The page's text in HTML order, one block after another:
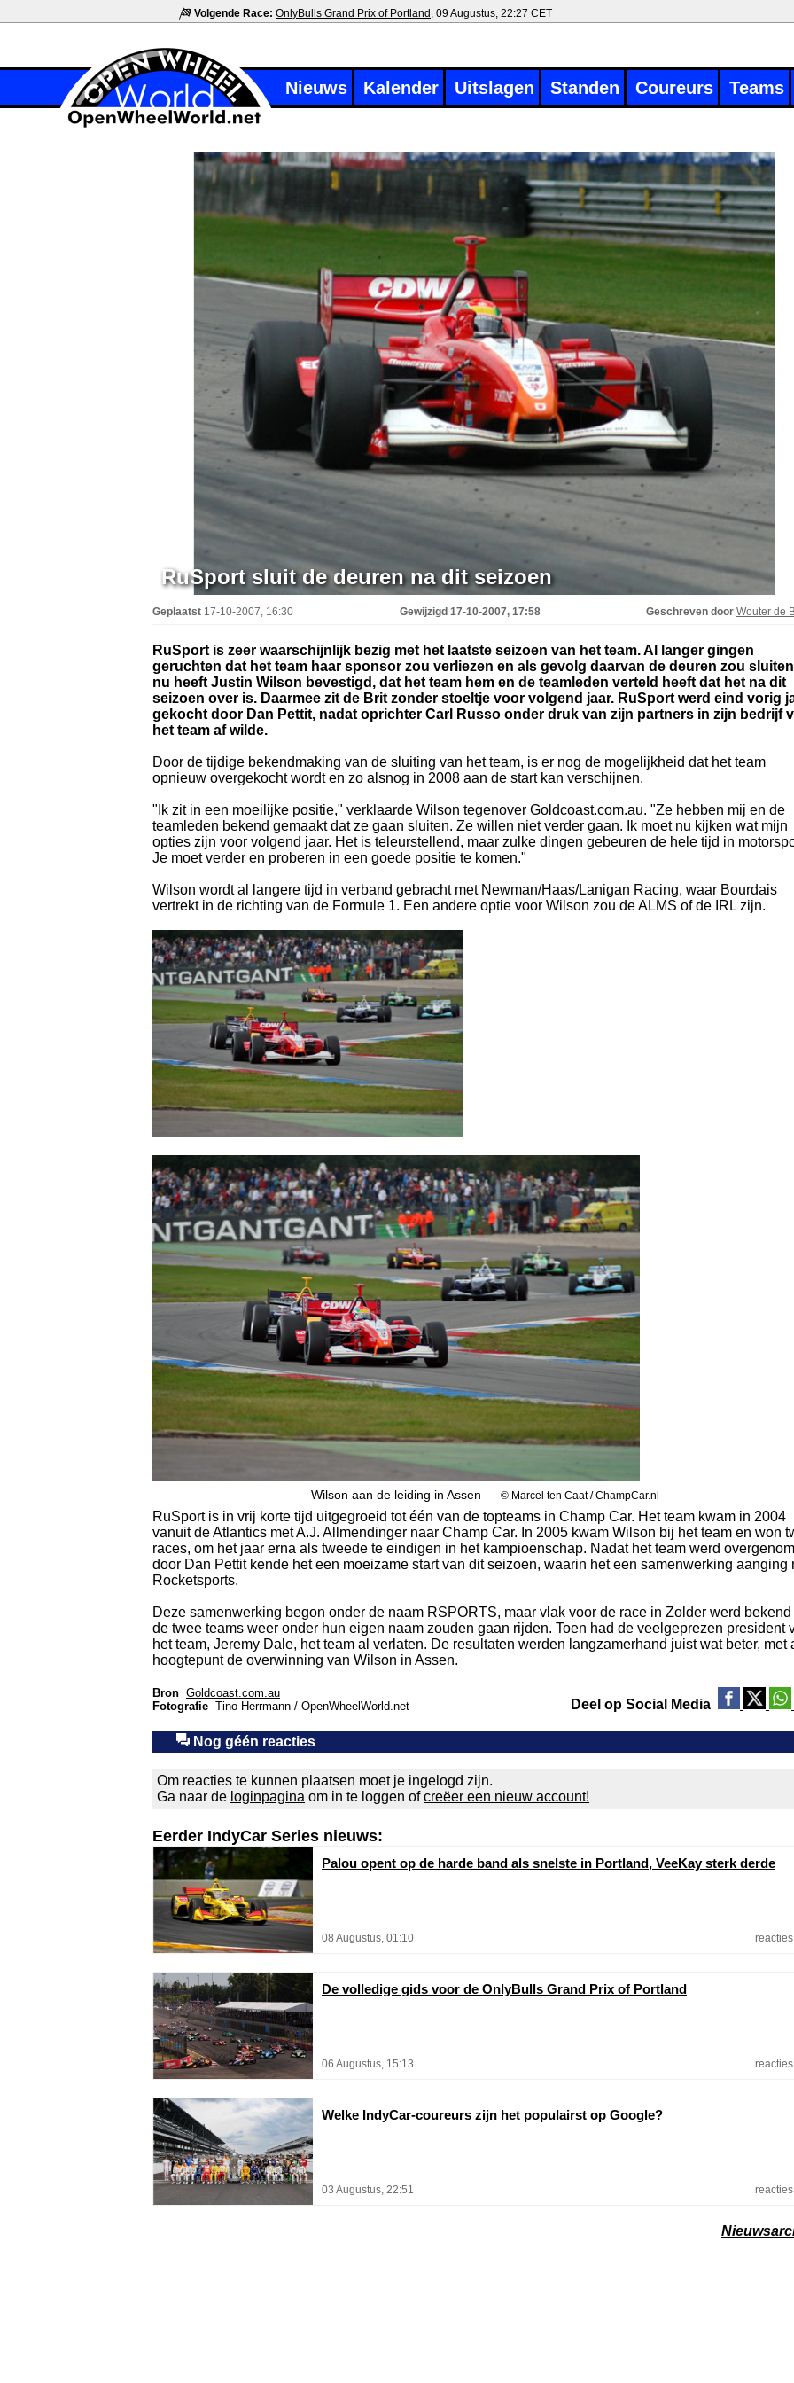
Volgende Race: OnlyBulls Grand Prix of Portland , 09 Augustus, 22:27 CET
Nieuws Kalender Uitslagen Standen Coureurs Teams
RuSport sluit de deuren na dit seizoen
Geplaatst 17-10-2007, 16:30 Gewijzigd 17-10-2007, 17:58 Geschreven door Wouter de
RuSport is zeer waarschijnlijk bezig met het laatste seizoen van het team. Al langer gingen
geruchten dat het team haar sponsor zou verliezen en als gevolg daarvan de deuren zou
nu heeft Justin Wilson bevestigd, dat het team hem en de teamleden verteld heeft dat het na dit
seizoen over is. Daarmee zit de Brit zonder stoeltje voor volgend jaar. RuSport werd eind vorig
gekocht door Dan Pettit, nadat oprichter Carl Russo onder druk van zijn partners in zijn bedrijf
het team af wilde.
Door de tijdige bekendmaking van de sluiting van het team, is er nog de mogelijkheid dat het team
opnieuw overgekocht wordt en zo alsnog in 2008 aan de start kan verschijnen.
"Ik zit in een moeilijke positie," verklaarde Wilson tegenover Goldcoast.com.au. "Ze hebben mij en de
teamleden bekend gemaakt dat ze gaan sluiten. Ze willen niet verder gaan. Ik moet nu kijken wat mijn
opties zijn voor volgend jaar. Het is teleurstellend, maar zulke dingen gebeuren de hele tijd in
Je moet verder en proberen in een goede positie te komen."
Wilson wordt al langere tijd in verband gebracht met Newman/Haas/Lanigan Racing, waar Bourdais
vertrekt in de richting van de Formule 1. Een andere optie voor Wilson zou de ALMS of de IRL zijn.
Wilson aan de leiding in Assen — © Marcel ten Caat / ChampCar.nl
RuSport is in vrij korte tijd uitgegroeid tot één van de topteams in Champ Car. Het team kwam in 2004
vanuit de Atlantics met A.J. Allmendinger naar Champ Car. In 2005 kwam Wilson bij het team en won
races, om het jaar erna als tweede te eindigen in het kampioenschap. Nadat het team werd
door Dan Pettit kende het een moeizame start van dit seizoen, waarin het een samenwerking aanging
Rocketsports.
Deze samenwerking begon onder de naam RSPORTS, maar vlak voor de race in Zolder werd bekend
de twee teams weer onder hun eigen naam zouden gaan rijden. Toen had de veelgeprezen president
het team, Jeremy Dale, het team al verlaten. De resultaten werden langzamerhand juist wat beter, met
hoogtepunt de overwinning van Wilson in Assen.
Bron Goldcoast.com.au
Fotografie Tino Herrmann / OpenWheelWorld.net Deel op Social Media
Nog géén reacties
Om reacties te kunnen plaatsen moet je ingelogd zijn.
Ga naar de loginpagina om in te loggen ofcreëer een nieuw account!
Eerder IndyCar Series nieuws:
Palou opent op de harde band als snelste in Portland, VeeKay sterk derde
08 Augustus, 01:10
De volledige gids voor de OnlyBulls Grand Prix of Portland
06 Augustus, 15:13
Welke IndyCar-coureurs zijn het populairst op Google?
03 Augustus, 22:51